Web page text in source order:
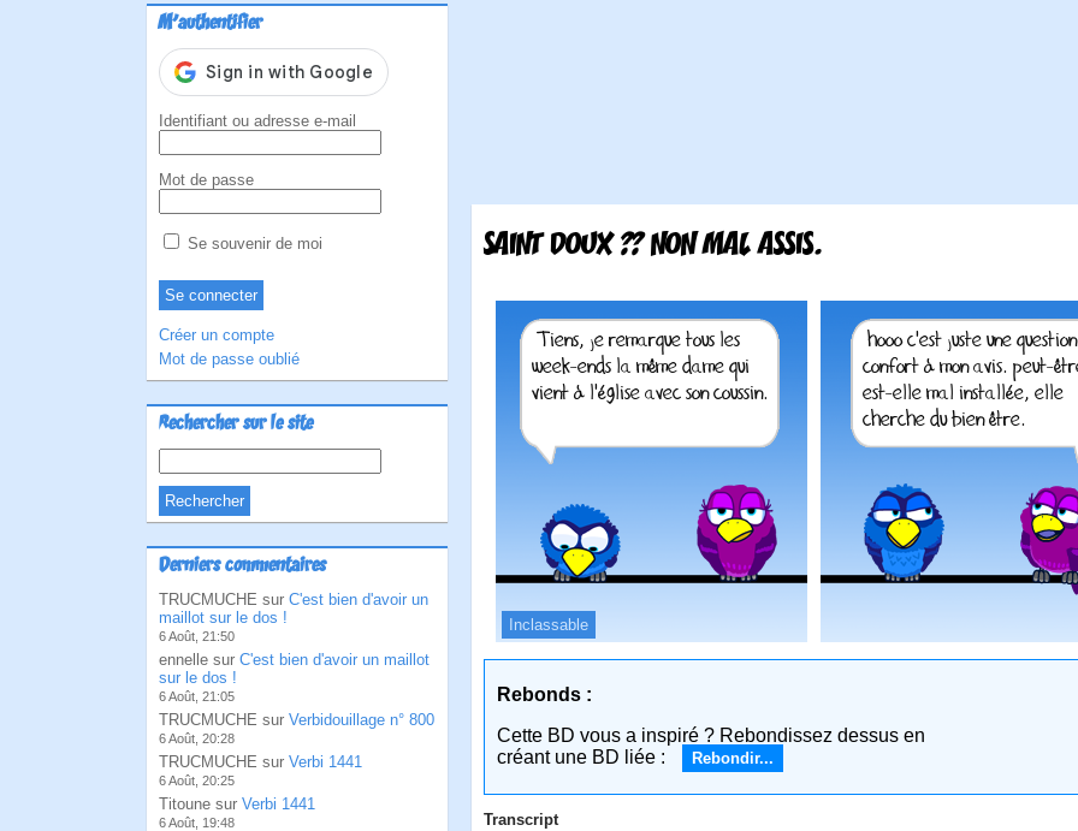
M'authentifier
Identifiant ou adresse e-mail
Mot de passe
Se souvenir de moi
Créer un compte
Mot de passe oublié
Rechercher sur le site
Derniers commentaires
TRUCMUCHE sur C'est bien d'avoir un
maillot sur le dos !
6 Août, 21:50
ennelle sur C'est bien d'avoir un maillot
sur le dos !
6 Août, 21:05
TRUCMUCHE sur Verbidouillage n° 800
6 Août, 20:28
TRUCMUCHE sur Verbi 1441
6 Août, 20:25
Titoune sur Verbi 1441
6 Août, 19:48
SAINT DOUX ?? NON MAL ASSIS.
Inclassable
Rebonds :
Cette BD vous a inspiré ? Rebondissez dessus en
créant une BD liée :
Rebondir...
Transcript